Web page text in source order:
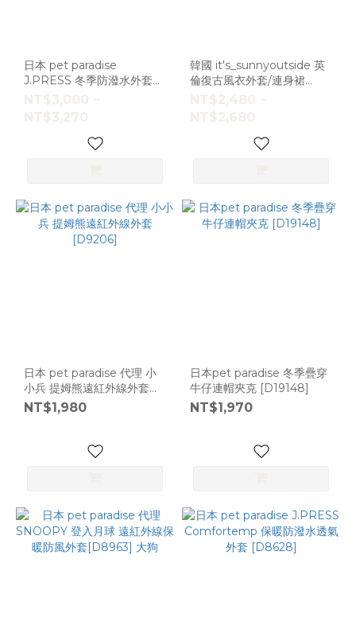
日本 pet paradise
J.PRESS 冬季防潑水外套
[D0310]大狗
NT$3,000 ~
NT$3,270
韓國 it's_sunnyoutside 英
倫復古風衣外套/連身裙
[K2392]
NT$2,480 ~
NT$2,680
日本 pet paradise 代理 小
小兵 提姆熊遠紅外線外套
[D9206]
NT$1,980
日本pet paradise 冬季疊穿
牛仔連帽夾克 [D19148]
NT$1,970